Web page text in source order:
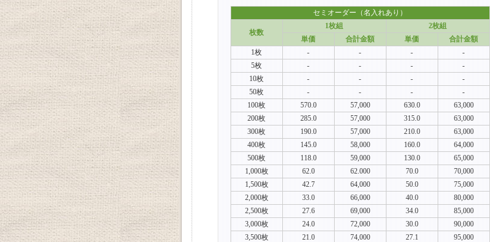
セミオーダー（名入れあり）
枚数
1枚組
2枚組
単価
合計金額 単価
合計金額
1枚
- - -
-
5枚
- - -
-
10枚
- - -
-
50枚
- - -
-
100枚
570.0 57,000 630.0
63,000
200枚
285.0 57,000 315.0
63,000
300枚
190.0 57,000 210.0
63,000
400枚
145.0 58,000 160.0
64,000
500枚
118.0 59,000 130.0
65,000
1,000枚
62.0 62.000 70.0
70,000
1,500枚
42.7 64,000 50.0
75,000
2,000枚
33.0 66,000 40.0
80,000
2,500枚
27.6 69,000 34.0
85,000
3,000枚
24.0 72,000 30.0
90,000
3,500枚
21.0 74,000 27.1
95,000